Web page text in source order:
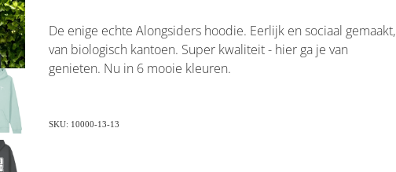
De enige echte Alongsiders hoodie. Eerlijk en sociaal gemaakt,
van biologisch kantoen. Super kwaliteit - hier ga je van
genieten. Nu in 6 mooie kleuren.
SKU: 10000-13-13